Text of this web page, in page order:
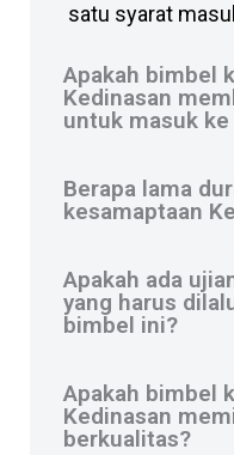
satu syarat
Apakah bimbel
Kedinasan
untuk masuk
Berapa lama
kesamaptaan
Apakah ada
yang harus
bimbel ini?
Apakah bimbel
Kedinasan
berkualitas?